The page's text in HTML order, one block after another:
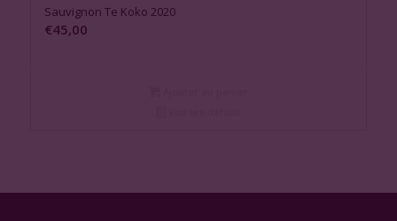
Sauvignon Te Koko 2020
€45,00